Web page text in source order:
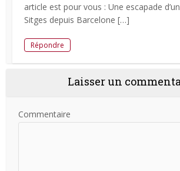
article est pour vous : Une escapade
Sitges depuis Barcelone […]
Répondre
Laisser un
Commentaire